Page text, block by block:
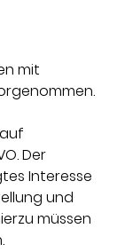
mit
Der
Interesse
und
müssen